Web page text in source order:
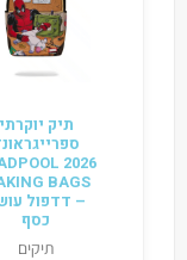
תיק יוקרתי
BAGS
– דדפול
כסף
תיקים